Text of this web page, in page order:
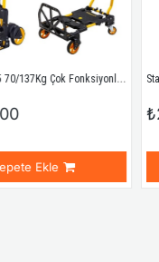
Stanley FT585 70/137Kg Çok Fonksiyonlu Katlanır El Arabası